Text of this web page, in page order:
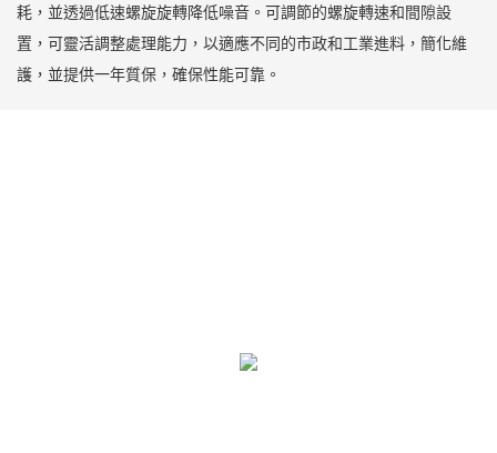
耗，並透過低速螺旋旋轉降低噪音。可調節的螺旋轉速和間隙設
置，可靈活調整處理能力，以適應不同的市政和工業進料，簡化維
護，並提供一年質保，確保性能可靠。